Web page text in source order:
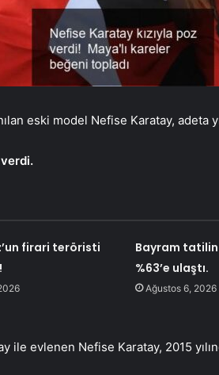
eski model Nefise Karatay, adeta
firari teröristi
Bayram
%63’e ulaştı.
Ağustos 6, 2026
ile evlenen Nefise Karatay, 2015